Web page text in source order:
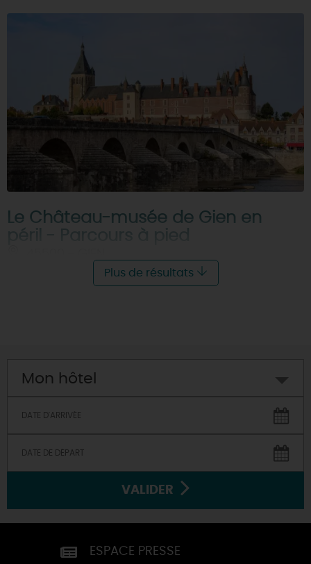
Le Château-musée de Gien en
Plus de résultats
Mon hôtel
VALIDER
ESPACE PRESSE